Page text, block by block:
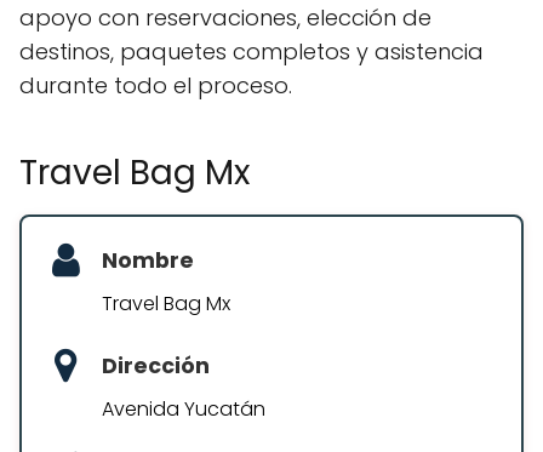
apoyo con reservaciones, elección de
destinos, paquetes completos y asistencia
durante todo el proceso.
Travel Bag Mx
Nombre
Travel Bag Mx
Dirección
Avenida Yucatán